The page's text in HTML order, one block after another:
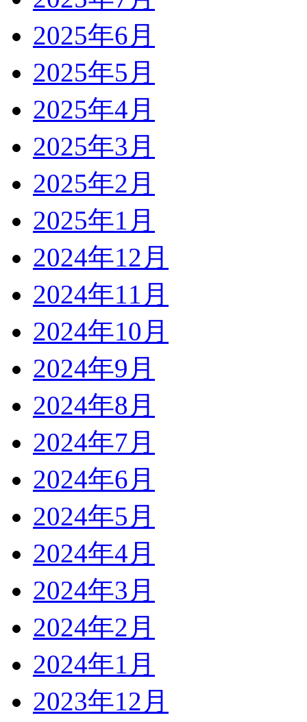
2025年6月
2025年5月
2025年4月
2025年3月
2025年2月
2025年1月
2024年12月
2024年11月
2024年10月
2024年9月
2024年8月
2024年7月
2024年6月
2024年5月
2024年4月
2024年3月
2024年2月
2024年1月
2023年12月